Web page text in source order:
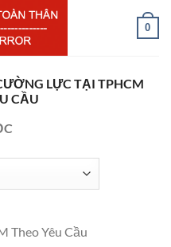
0
LỰC TẠI TPHCM
CẦU
Theo Yêu Cầu